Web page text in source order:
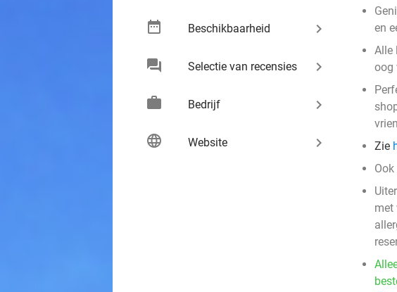
date_range Beschikbaarheid keyboard_arrow_right
chat Selectie van recensies keyboard_arrow_right
work Bedrijf keyboard_arrow_right
language Website keyboard_arrow_right
en
Alle
oog
Zie
met